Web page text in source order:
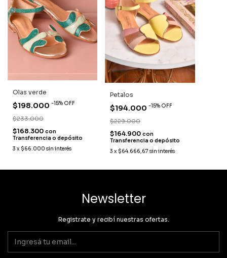
Olas verde
$198.000 -15% OFF
$233.000
$168.300 con
Transferencia o depósito
3 x $66.000 sin interés
Petalos
$194.000-15% OFF
$229.000
$164.900con
Transferencia o depósito
3 x $64.666,67 sin interés
Newsletter
Registrate y recibí nuestras ofertas.